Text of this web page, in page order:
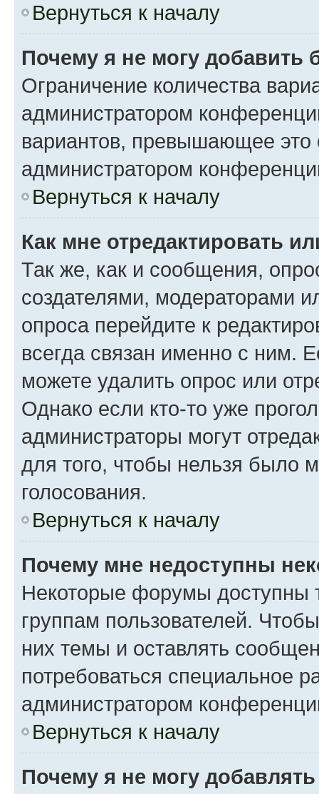
Вернуться к началу
Почему я не могу добавить
Ограничение количества
администратором
вариантов, превышающее это
администратором
Вернуться к началу
Как мне отредактировать
Так же, как и сообщения,
создателями, модераторами
опроса перейдите к
всегда связан именно с ним.
можете удалить опрос или
Однако если кто-то уже
администраторы могут
для того, чтобы нельзя было
голосования.
Вернуться к началу
Почему мне недоступны
Некоторые форумы доступны
группам пользователей.
них темы и оставлять
потребоваться специальное
администратором
Вернуться к началу
Почему я не могу